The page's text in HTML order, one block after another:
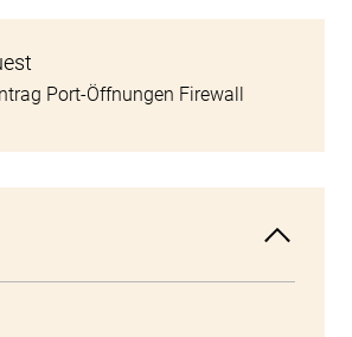
Port-Öffnungen Firewall